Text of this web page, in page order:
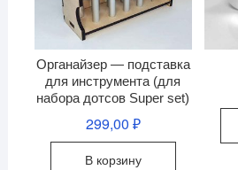
Органайзер — подставка
для инструмента (для
набора дотсов Super set)
299,00 ₽
В корзину